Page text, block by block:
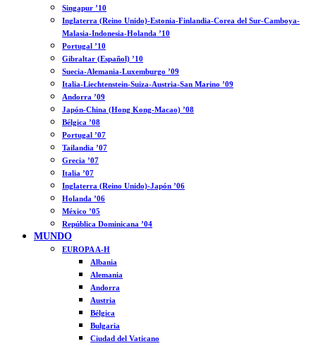
Singapur ’10
Inglaterra (Reino Unido)-Estonia-Finlandia-Corea del Sur-Camboya-
Malasia-Indonesia-Holanda ’10
Portugal ’10
Gibraltar (Español) ’10
Suecia-Alemania-Luxemburgo ’09
Italia-Liechtenstein-Suiza-Austria-San Marino ’09
Andorra ’09
Japón-China (Hong Kong-Macao) ’08
Bélgica ’08
Portugal ’07
Tailandia ’07
Grecia ’07
Italia ’07
Inglaterra (Reino Unido)-Japón ’06
Holanda ’06
México ’05
República Dominicana ’04
MUNDO
EUROPA A-H
Albania
Alemania
Andorra
Austria
Bélgica
Bulgaria
Ciudad del Vaticano